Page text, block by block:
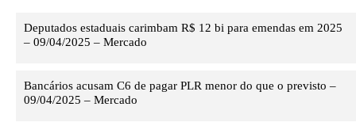
Deputados estaduais carimbam R$ 12 bi para emendas em 2025
– 09/04/2025 – Mercado
Bancários acusam C6 de pagar PLR menor do que o previsto –
09/04/2025 – Mercado